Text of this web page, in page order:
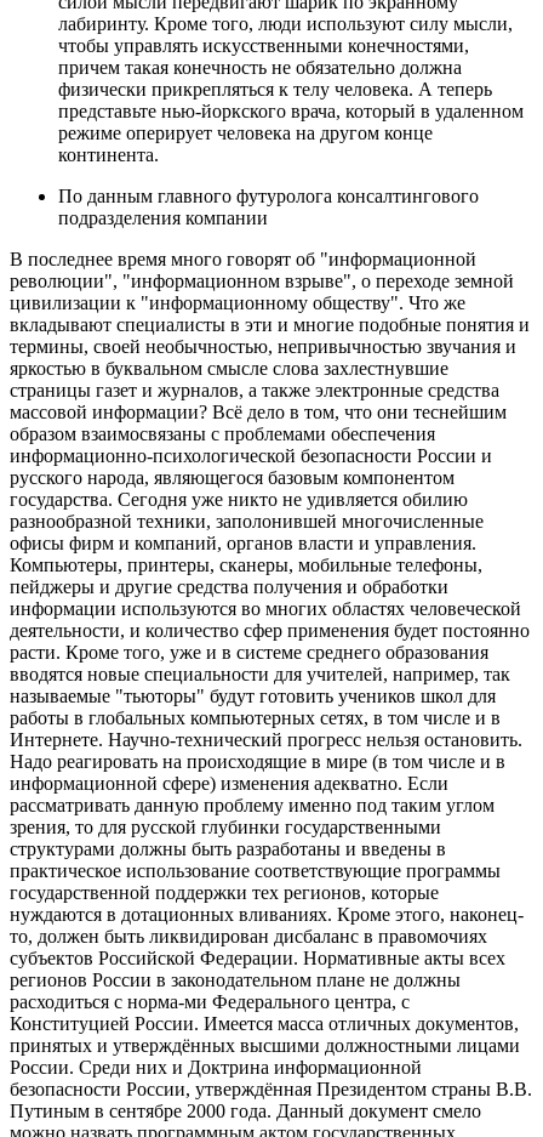
лабиринту. Кроме того, люди используют силу мысли,
чтобы управлять искусственными конечностями,
причем такая конечность не обязательно должна
физически прикрепляться к телу человека. А теперь
представьте нью-йоркского врача, который в удаленном
режиме оперирует человека на другом конце
континента.
По данным главного футуролога консалтингового
подразделения компании
В последнее время много говорят об "информационной
революции", "информационном взрыве", о переходе земной
цивилизации к "информационному обществу". Что же
вкладывают специалисты в эти и многие подобные понятия и
термины, своей необычностью, непривычностью звучания и
яркостью в буквальном смысле слова захлестнувшие
страницы газет и журналов, а также электронные средства
массовой информации? Всё дело в том, что они теснейшим
образом взаимосвязаны с проблемами обеспечения
информационно-психологической безопасности России и
русского народа, являющегося базовым компонентом
государства. Сегодня уже никто не удивляется обилию
разнообразной техники, заполонившей многочисленные
офисы фирм и компаний, органов власти и управления.
Компьютеры, принтеры, сканеры, мобильные телефоны,
пейджеры и другие средства получения и обработки
информации используются во многих областях человеческой
деятельности, и количество сфер применения будет постоянно
расти. Кроме того, уже и в системе среднего образования
вводятся новые специальности для учителей, например, так
называемые "тьюторы" будут готовить учеников школ для
работы в глобальных компьютерных сетях, в том числе и в
Интернете. Научно-технический прогресс нельзя остановить.
Надо реагировать на происходящие в мире (в том числе и в
информационной сфере) изменения адекватно. Если
рассматривать данную проблему именно под таким углом
зрения, то для русской глубинки государственными
структурами должны быть разработаны и введены в
практическое использование соответствующие программы
государственной поддержки тех регионов, которые
нуждаются в дотационных вливаниях. Кроме этого, наконец-
то, должен быть ликвидирован дисбаланс в правомочиях
субъектов Российской Федерации. Нормативные акты всех
регионов России в законодательном плане не должны
расходиться с норма-ми Федерального центра, с
Конституцией России. Имеется масса отличных документов,
принятых и утверждённых высшими должностными лицами
России. Среди них и Доктрина информационной
безопасности России, утверждённая Президентом страны В.В.
Путиным в сентябре 2000 года. Данный документ смело